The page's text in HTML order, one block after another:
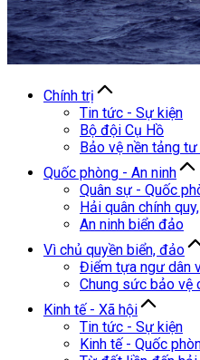
Chính trị
Tin tức - Sự kiện
Bộ đội Cụ Hồ
Bảo vệ nền tảng
Quốc phòng - An ninh
Quân sự - Quốc
Hải quân chính
An ninh biển đảo
Vì chủ quyền biển, đảo
Điểm tựa ngư dân
Chung sức bảo vệ
Kinh tế - Xã hội
Tin tức - Sự kiện
Kinh tế - Quốc